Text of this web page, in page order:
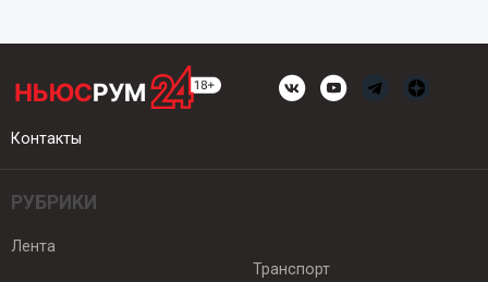
Контакты
РУБРИКИ
Лента
Транспорт